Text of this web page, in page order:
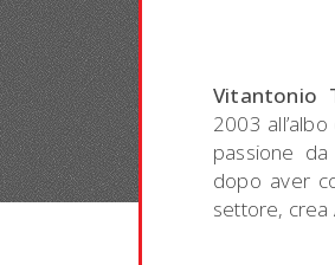
Vitantonio
2003
passione
dopo aver
settore, crea